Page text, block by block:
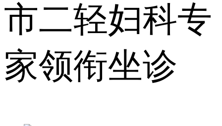
市二轻妇科专
家领衔坐诊